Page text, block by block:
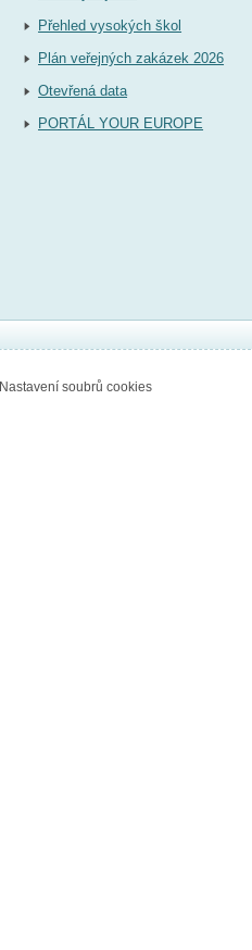
Přehled vysokých škol
Plán veřejných zakázek 2026
Otevřená data
PORTÁL YOUR EUROPE
Nastavení soubrů cookies